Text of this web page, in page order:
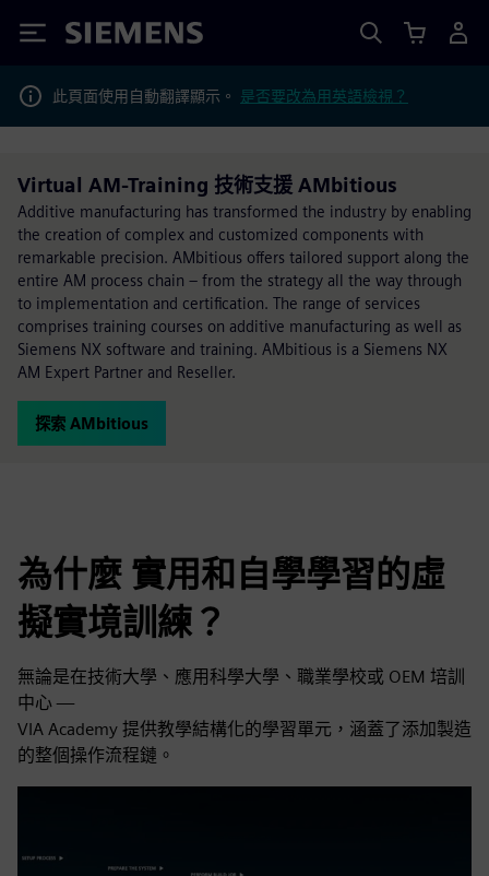
Siemens
此頁面使用自動翻譯顯示。 是否要改為用英語檢視？
Virtual AM-Training 技術支援 AMbitious
Additive manufacturing has transformed the industry by enabling
the creation of complex and customized components with
remarkable precision. AMbitious offers tailored support along the
entire AM process chain – from the strategy all the way through
to implementation and certification. The range of services
comprises training courses on additive manufacturing as well as
Siemens NX software and training. AMbitious is a Siemens NX
AM Expert Partner and Reseller.
探索 AMbitious
為什麼 實用和自學學習的虛
擬實境訓練？
無論是在技術大學、應用科學大學、職業學校或 OEM 培訓
中心 —
VIA Academy 提供教學結構化的學習單元，涵蓋了添加製造
的整個操作流程鏈。